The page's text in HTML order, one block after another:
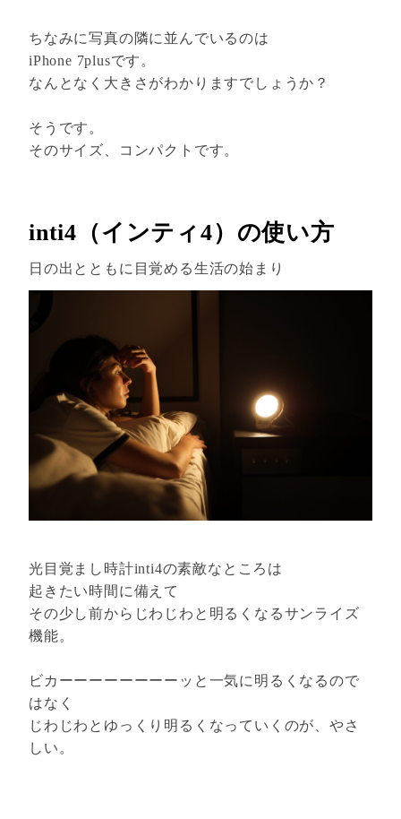
ちなみに写真の隣に並んでいるのは
iPhone 7plusです。
なんとなく大きさがわかりますでしょうか？
そうです。
そのサイズ、コンパクトです。
inti4（インティ4）の使い方
日の出とともに目覚める生活の始まり
光目覚まし時計inti4の素敵なところは
起きたい時間に備えて
その少し前からじわじわと明るくなるサンライズ
機能。
ビカーーーーーーーーッと一気に明るくなるので
はなく
じわじわとゆっくり明るくなっていくのが、やさ
しい。